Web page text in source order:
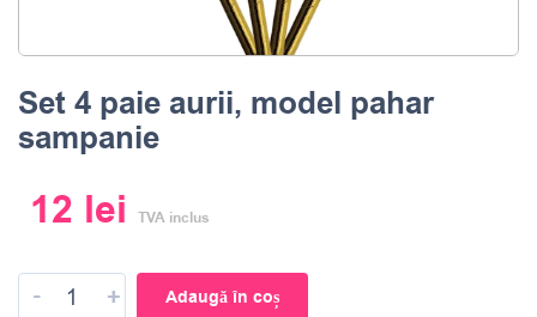
Set 4 paie aurii, model pahar
sampanie
12 lei TVA inclus
- + Adaugă în coș